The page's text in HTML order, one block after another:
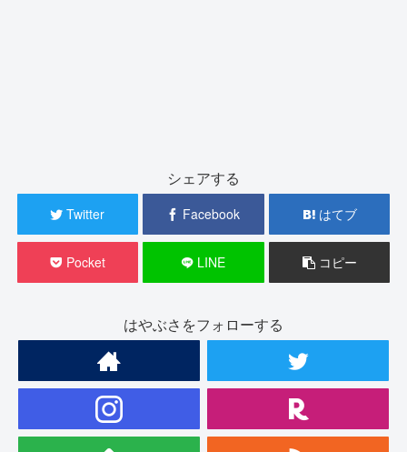
シェアする
Twitter Facebook はてブ
Pocket LINE コピー
はやぶさをフォローする